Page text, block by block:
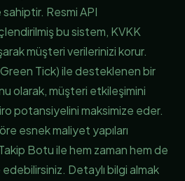
Resmi API
bu sistem, KVKK
müşteri verilerinizi korur.
Tick) ile desteklenen bir
olarak, müşteri etkileşimini
potansiyelini maksimize eder.
esnek maliyet yapıları
Botu ile hem zaman hem de
Detaylı bilgi almak